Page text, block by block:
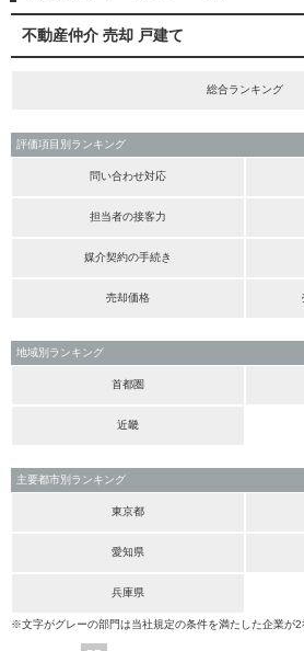
不動産仲介 売却 戸建て
総合ランキング
評価項目別ランキング
問い合わせ対応
担当者の接客力
媒介契約の手続き
売却価格
地域別ランキング
首都圏
近畿
主要都市別ランキング
東京都
愛知県
兵庫県
※文字がグレーの部門は当社規定の条件を満たした企業が2